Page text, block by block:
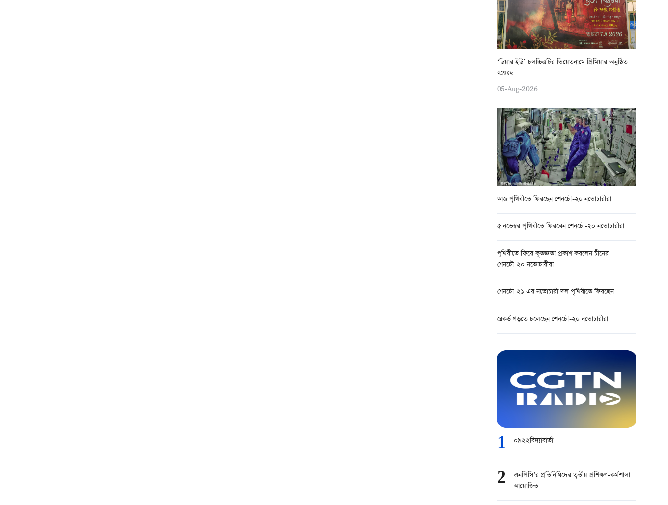
‘ডিয়ার ইউ’ চলচ্চিত্রটির ভিয়েতনামে প্রিমিয়ার অনুষ্ঠিত
হয়েছে
05-Aug-2026
আজ পৃথিবীতে ফিরছেন শেনচৌ-২০ নভোচারীরা
৫ নভেম্বর পৃথিবীতে ফিরবেন শেনচৌ-২০ নভোচারীরা
পৃথিবীতে ফিরে কৃতজ্ঞতা প্রকাশ করলেন চীনের
শেনচৌ-২০ নভোচারীরা
শেনচৌ-২১ এর নভোচারী দল পৃথিবীতে ফিরছেন
রেকর্ড গড়তে চলেছেন শেনচৌ-২০ নভোচারীরা
1 ০৯২২বিদ্যাবার্তা
2
এনপিসি’র প্রতিনিধিদের তৃতীয় প্রশিক্ষণ-কর্মশালা
আয়োজিত